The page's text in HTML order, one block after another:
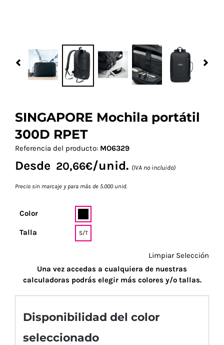
Previous
SINGAPORE Mochila portátil
300D RPET
Referencia del producto: MO6329
Desde 20,66€/unid. (IVA no incluido)
Precio sin marcaje y para más de 5.000 unid.
Color
Talla S/T
Limpiar Selección
Una vez accedas a cualquiera de nuestras
calculadoras podrás elegir más colores y/o tallas.
Disponibilidad del color
seleccionado